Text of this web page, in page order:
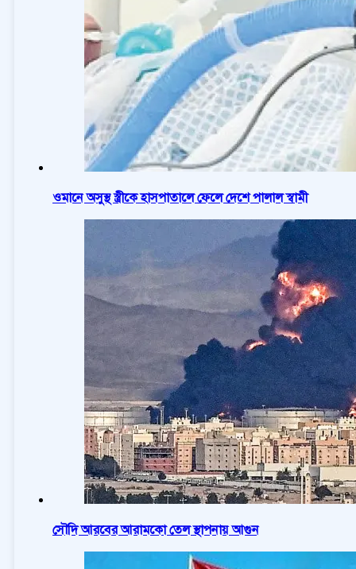
ওমানে অসুস্থ স্ত্রীকে হাসপাতালে ফেলে দেশে পালাল স্বামী
সৌদি আরবের আরামকো তেল স্থাপনায় আগুন